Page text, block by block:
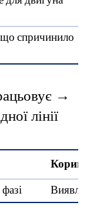
спричинило
→
лінії